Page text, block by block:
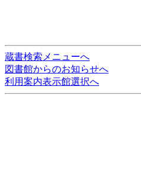
蔵書検索メニューへ
図書館からのお知らせへ
利用案内表示館選択へ